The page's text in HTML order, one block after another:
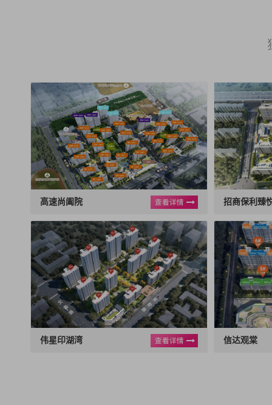
23 套
施工
62 套
案例
高速尚阖院
18
招商保利臻
30 套
施工
65 套
案例
伟星印湖湾
11
信达观棠